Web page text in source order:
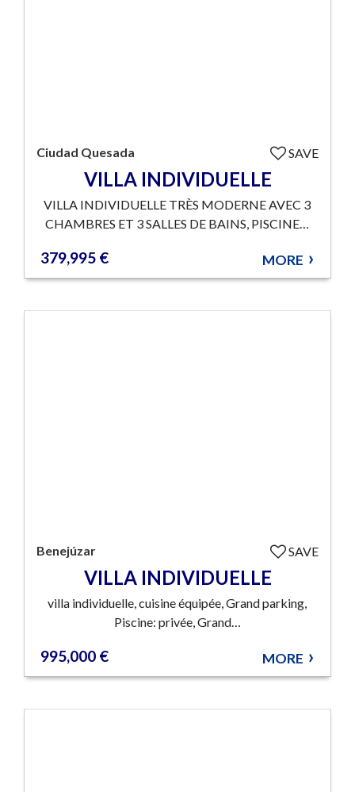
Ciudad Quesada SAVE
VILLA INDIVIDUELLE
VILLA INDIVIDUELLE TRÈS MODERNE AVEC 3
CHAMBRES ET 3 SALLES DE BAINS, PISCINE…
379,995 € MORE
Benejúzar SAVE
VILLA INDIVIDUELLE
villa individuelle, cuisine équipée, Grand parking,
Piscine: privée, Grand…
995,000 € MORE